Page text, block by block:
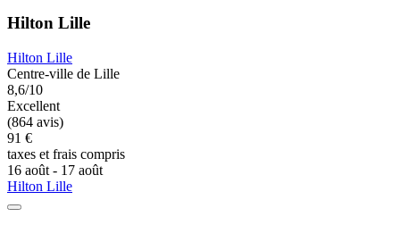
Hilton Lille
Hilton Lille
Centre-ville de Lille
8,6/10
Excellent
(864 avis)
91 €
taxes et frais compris
16 août - 17 août
Hilton Lille